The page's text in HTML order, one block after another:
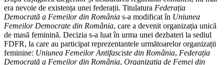
era nevoie de existența unei federații. Titulatura Federația
Democrată a Femeilor din România s-a modificat în Uniunea
Femeilor Democrate din România, care a devenit organizația unică
de masă feminină. Decizia s-a luat în urma unei dezbateri la sediul
FDFR, la care au participat reprezentantele următoarelor organizații
feminine: Uniunea Femeilor Antifasciste din România, Federația
Democrată a Femeilor din România, Organizația de Femei din